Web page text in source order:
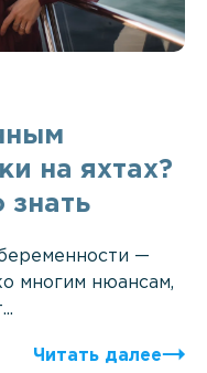
на яхтах?
знать
—
многим нюансам,
Читать далее